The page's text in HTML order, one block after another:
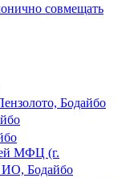
совмещать
Бодайбо
МФЦ (г.
Бодайбо